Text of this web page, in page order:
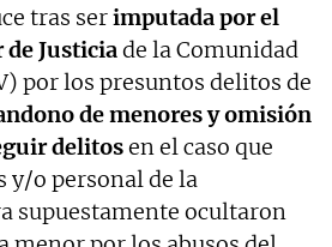
tras serimputada por el
Justiciade la Comunidad
por los presuntos delitos de
de menores y omisión
delitosen el caso que
y/o personal de la
supuestamente ocultaron